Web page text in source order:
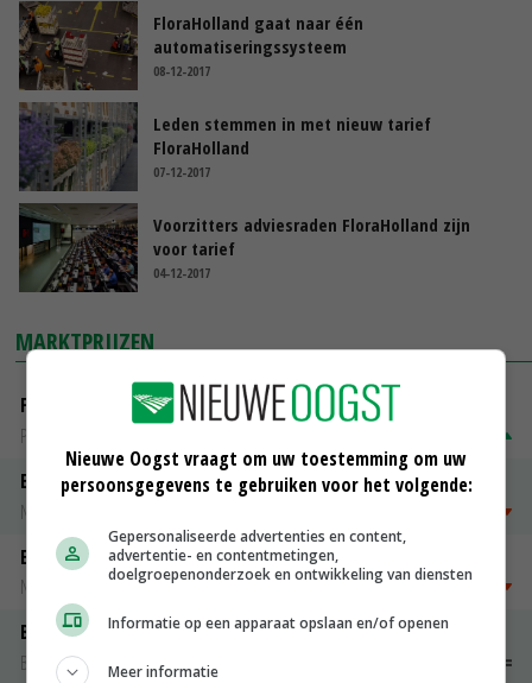
FloraHolland gaat naar één
automatiseringssysteem
08-12-2017
Leden stemmen in met nieuw tarief
FloraHolland
07-12-2017
Voorzitters adviesraden FloraHolland zijn
voor tarief
04-12-2017
MARKTPRIJZEN
Fritesgeschikt NL Du Be
PotatoNL
Emmeloord Tarwe
Noteringen
Emmeloord Schaaltjespeen
Noteringen
€ 5,00~ € 20,00
Bintje A 28/35
Bintje Info
Nieuwe Oogst vraagt om uw toestemming om uw
persoonsgegevens te gebruiken voor het volgende:
Gepersonaliseerde advertenties en content,
advertentie- en contentmetingen,
doelgroepenonderzoek en ontwikkeling van diensten
Informatie op een apparaat opslaan en/of openen
Meer informatie